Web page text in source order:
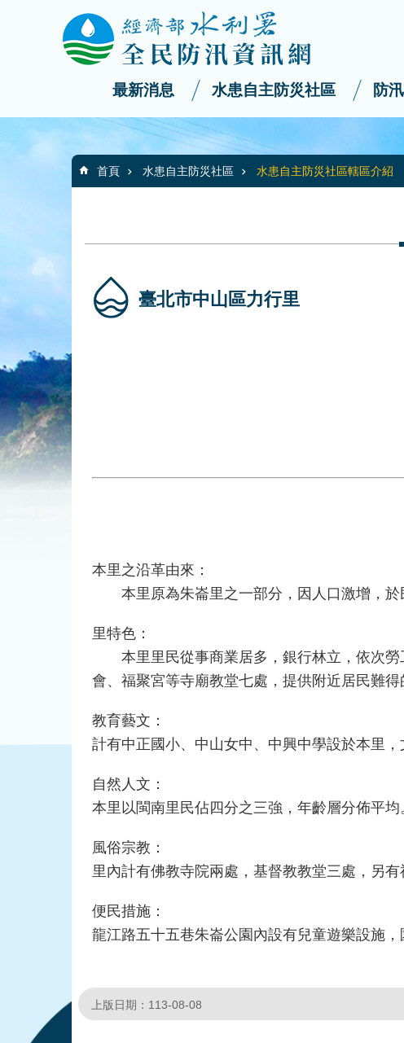
跳到主要內容區塊
最新消息 水患自主防災社區 防
:::
首頁 水患自主防災社區 水患自主防災社區轄區介紹
臺北市中山區力行里
本里之沿革由來：
本里原為朱崙里之一部分，因人口激增，於
里特色：
本里里民從事商業居多，銀行林立，依次勞
會、福聚宮等寺廟教堂七處，提供附近居民難
教育藝文：
計有中正國小、中山女中、中興中學設於本里，
自然人文：
本里以閩南里民佔四分之三強，年齡層分佈平均
風俗宗教：
里內計有佛教寺院兩處，基督教教堂三處，另有
便民措施：
龍江路五十五巷朱崙公園內設有兒童遊樂設施
上版日期：113-08-08